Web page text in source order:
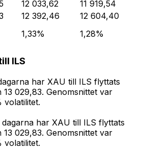
12 033,62
11 919,54
12 392,46
12 604,40
1,33% 1,28%
ILS
har XAU till ILS flyttats
13 029,83. Genomsnittet var
volatilitet.
har XAU till ILS flyttats
13 029,83. Genomsnittet var
volatilitet.